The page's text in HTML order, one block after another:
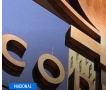
NACIONAL